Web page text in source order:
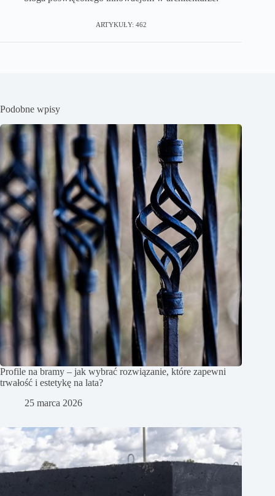
ARTYKUŁY: 462
Podobne wpisy
Profile na bramy – jak wybrać rozwiązanie, które zapewni
trwałość i estetykę na lata?
25 marca 2026